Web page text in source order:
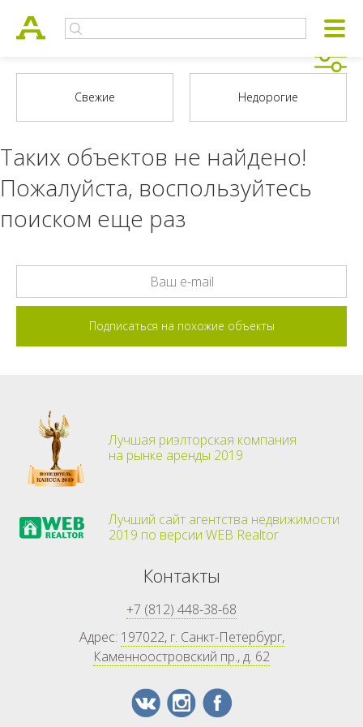
Таких объектов не найдено!
Пожалуйста, воспользуйтесь
поиском еще раз
Лучшая риэлторская компания
на рынке аренды 2019
Лучший сайт агентства недвижимости
2019 по версии WEB Realtor
Контакты
+7 (812) 448-38-68
Адрес: 197022, г. Санкт-Петербург,
Каменноостровский пр., д. 62